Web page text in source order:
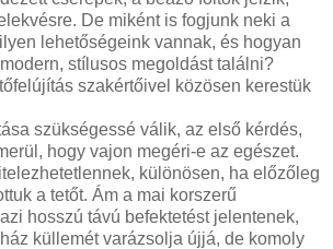
De miként is fogjunk neki a
lehetőségeink vannak, és hogyan
stílusos megoldást találni?
szakértőivel közösen kerestük
szükségessé válik, az első kérdés,
hogy vajon megéri-e az egészet.
különösen, ha előzőleg
a tetőt. Ám a mai korszerű
hosszú távú befektetést jelentenek,
küllemét varázsolja újjá, de komoly